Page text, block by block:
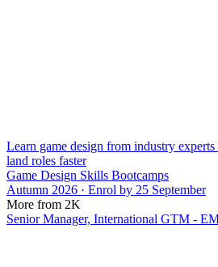
Learn game design from industry
land roles faster
Game Design Skills Bootcamps
Autumn 2026 · Enrol by 25 September
More from 2K
Senior Manager, International GTM -